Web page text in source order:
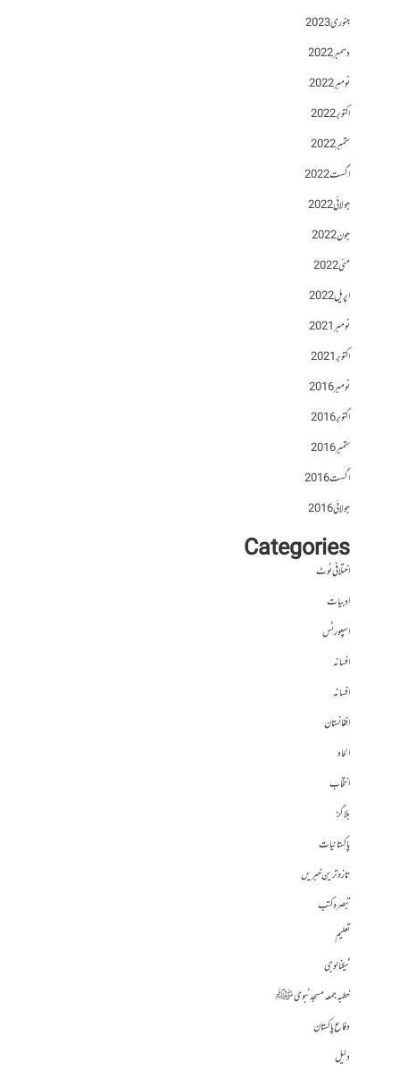
جنوری 2023
دسمبر 2022
نومبر 2022
اکتوبر 2022
ستمبر 2022
اگست 2022
جولائی 2022
جون 2022
مئی 2022
اپریل 2022
نومبر 2021
اکتوبر 2021
نومبر 2016
اکتوبر 2016
ستمبر 2016
اگست 2016
جولائی 2016
Categories
اختلافی نوٹ
ادبیات
اسپورٹس
افسانہ
افسانہ
افغانستان
الحاد
انتخاب
بلاگز
پاکستانیات
تازہ ترین خبریں
تبصرہ کتب
تعلیم
ٹیکنالوجی
خطبہ جمعہ مسجد نبوی ﷺ
دفاع پاکستان
دلیل